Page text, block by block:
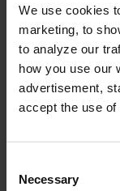
We use cookies
marketing, to
to analyze our
how you use our
advertisement,
accept the use of
Selection
Necessary